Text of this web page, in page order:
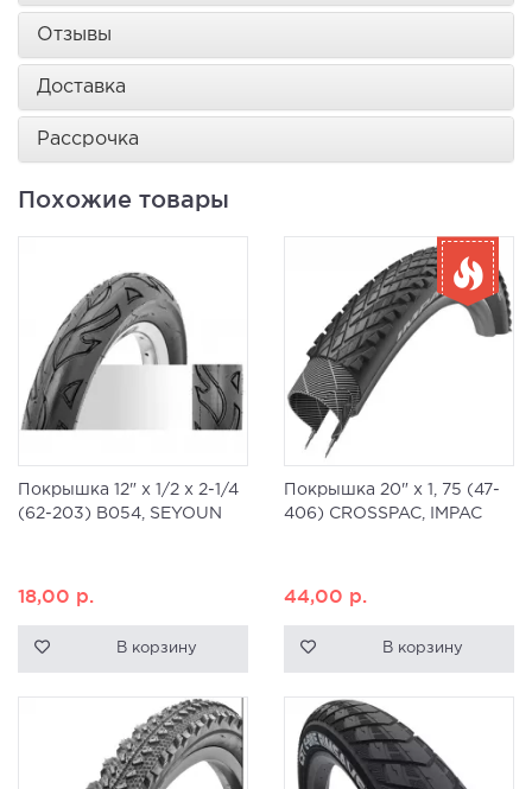
Отзывы
Доставка
Рассрочка
Похожие товары
Покрышка 12" x 1/2 x 2-1/4
(62-203) B054, SEYOUN
18,00 р.
В корзину
Покрышка 20" x 1, 75 (47-
406) CROSSPAC, IMPAC
44,00 р.
В корзину